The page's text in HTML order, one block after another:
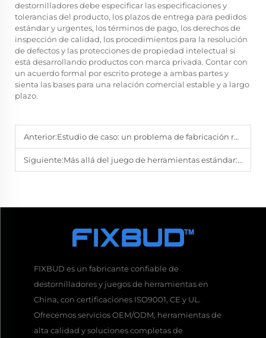
destornilladores debe especificar las especificaciones y
tolerancias del producto, los plazos de entrega para pedidos
estándar y urgentes, los términos de pago, los derechos de
inspección de calidad, los procedimientos para la resolución
de defectos y las protecciones de propiedad intelectual si
está desarrollando productos con marca privada. Contar con
un acuerdo formal por escrito protege a ambas partes y
sienta las bases para una relación comercial estable y a largo
plazo.
Anterior:Estudio de caso: un problema de fabricación resuelto con destornilladores personalizados
Siguiente:Más allá del juego de herramientas estándar: cuándo buscar soluciones personalizadas de destornilladores
FIXBUD es un fabricante confiable de
destornilladores y juegos de herramientas en
China, con certificaciones ISO9001, CE y UL.
Ofrecemos servicios OEM/ODM, herramientas de
alta calidad y soluciones completas de